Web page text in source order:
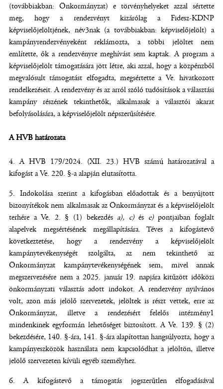
(továbbiakban: Önkormányzat) e törvényhelyeket azzal sértette
meg, hogy a rendezvényt kizárólag a Fidesz-KDNP
képviselőjelöltjének, név3nak (a továbbiakban: képviselőjelölt) a
kampányrendezvényeként reklámozta, a többi jelöltet nem
említette, ők a rendezvényre meghívást sem kaptak. A program a
képviselőjelölt támogatására jött létre, aki azzal, hogy a közpénzből
megvalósult támogatást elfogadta, megsértette a Ve. hivatkozott
rendelkezéseit. A rendezvény és az arról szóló tudósítások a választási
kampány részének tekinthetők, alkalmasak a választói akarat
befolyásolására, a képviselőjelölt népszerűsítésére.
A HVB határozata
A HVB 179/2024. (XII. 23.) HVB számú határozatával a
kifogást a Ve. 220. §-a alapján elutasította.
Indokolása szerint a kifogásban előadottak és a benyújtott
bizonyítékok nem alkalmasak az Önkormányzat és a képviselőjelölt
terhére a Ve. 2. § (1) bekezdés a), c)és e)pontjaiban foglalt
alapelvek megsértésének megállapítására. Téves a kifogástevő
következtetése, hogy a rendezvény a képviselőjelölt
kampánytevékenységét szolgálta, az nem tekinthető az
Önkormányzat kampánytevékenységének sem, mivel annak
megszervezésére nem a 2025. január 19. napjára kitűzött időközi
önkormányzati választás adott indokot. A rendezvény nyilvános
volt, azon más jelölő szervezetek, jelöltek is részt vettek, erre az
Önkormányzat, illetve a rendezésért felelős intézmény1
mindenkinek egyformán lehetőséget biztosított. A Ve. 139. § (2)
bekezdésére, 140. §-ára, 141. §-ára alapítottan hangsúlyozta, hogy a
kampányeszközök használata nem kapcsolódhat a jelöltön, illetve
jelölő szervezeten kívüli egyéb személyhez.
A kifogástevő a támogatás jogszerűtlen elfogadásával